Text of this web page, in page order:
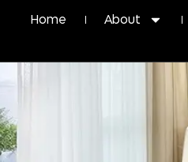
Home About